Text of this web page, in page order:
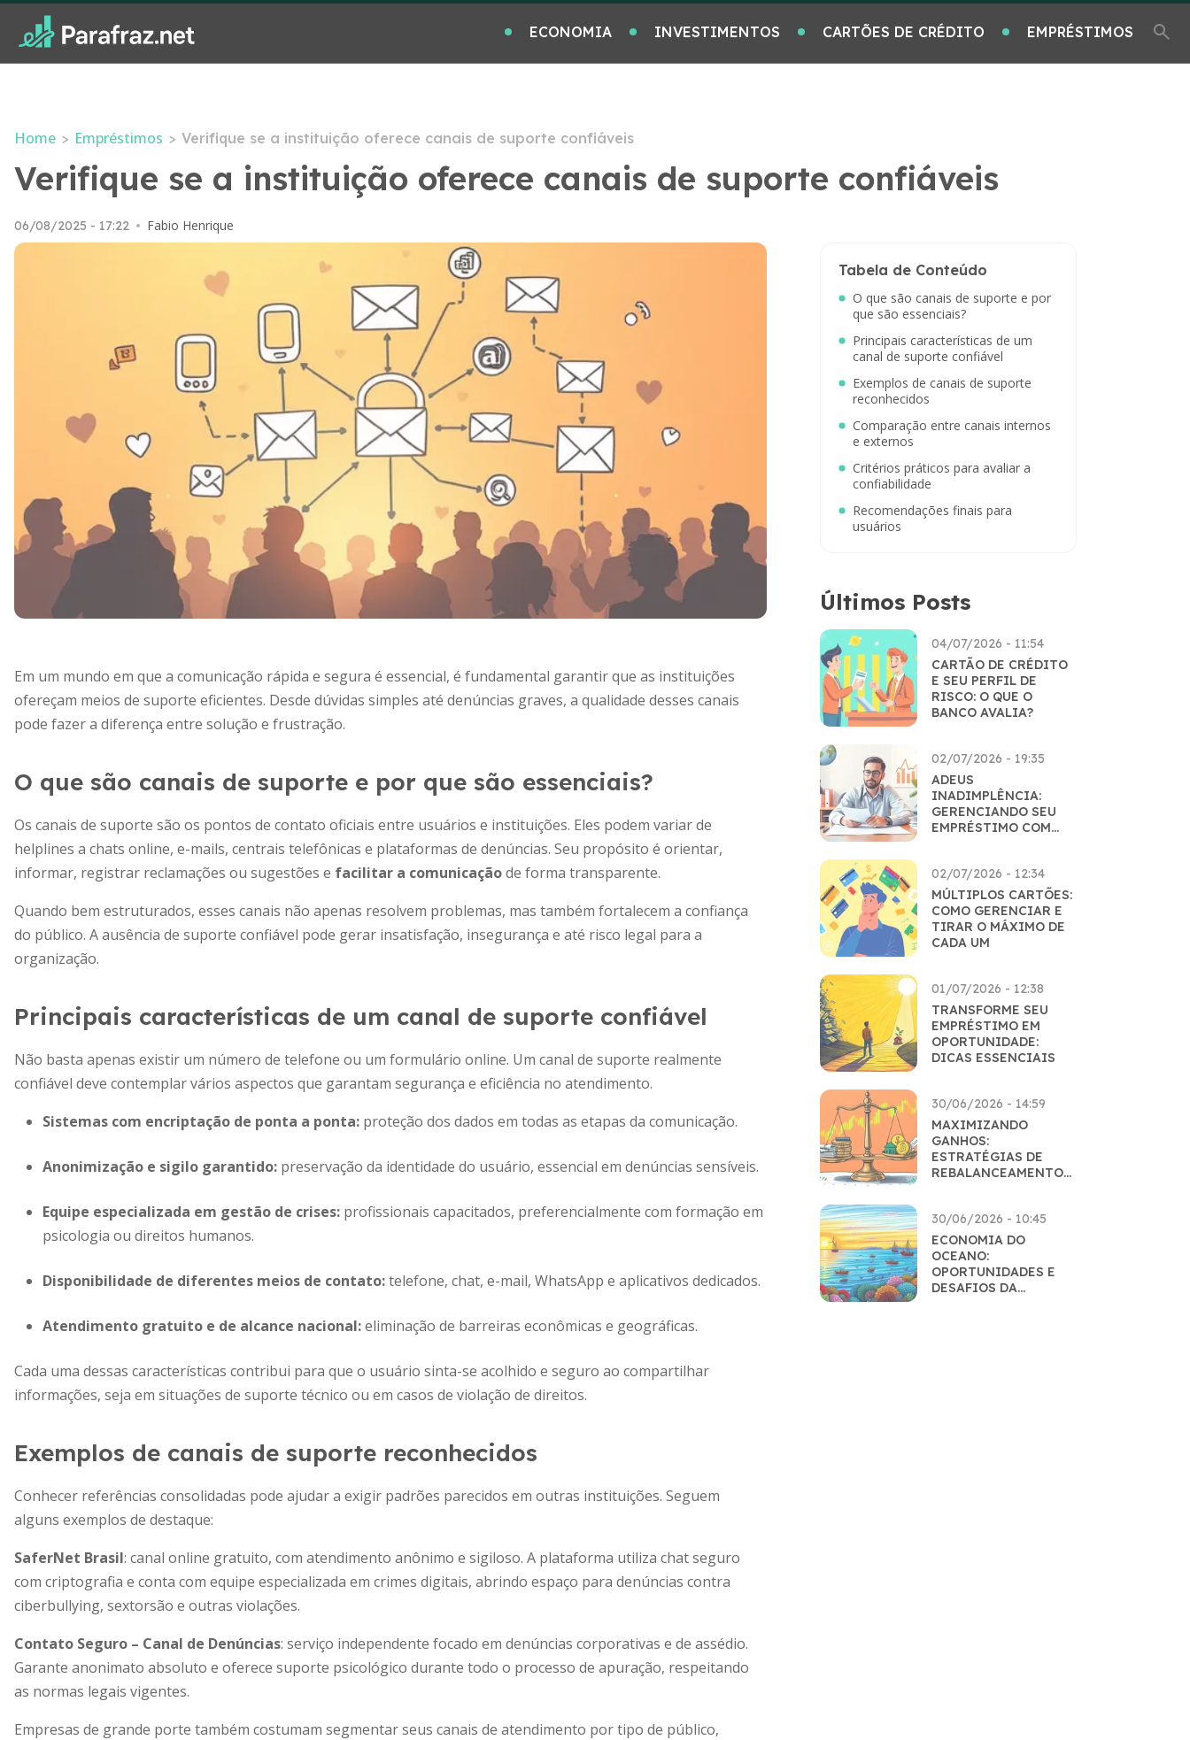
ECONOMIA INVESTIMENTOS CARTÕES DE CRÉDITO EMPRÉSTIMOS
Home > Empréstimos > Verifique se a instituição oferece canais de suporte confiáveis
Verifique se a instituição oferece canais de suporte confiáveis
06/08/2025 - 17:22 • Fabio Henrique
Em um mundo em que a comunicação rápida e segura é essencial, é fundamental garantir que as instituições
ofereçam meios de suporte eficientes. Desde dúvidas simples até denúncias graves, a qualidade desses canais
pode fazer a diferença entre solução e frustração.
O que são canais de suporte e por que são essenciais?
Os canais de suporte são os pontos de contato oficiais entre usuários e instituições. Eles podem variar de
helplines a chats online, e-mails, centrais telefônicas e plataformas de denúncias. Seu propósito é orientar,
informar, registrar reclamações ou sugestões e facilitar a comunicaçãode forma transparente.
Quando bem estruturados, esses canais não apenas resolvem problemas, mas também fortalecem a confiança
do público. A ausência de suporte confiável pode gerar insatisfação, insegurança e até risco legal para a
organização.
Principais características de um canal de suporte confiável
Não basta apenas existir um número de telefone ou um formulário online. Um canal de suporte realmente
confiável deve contemplar vários aspectos que garantam segurança e eficiência no atendimento.
Sistemas com encriptação de ponta a ponta: proteção dos dados em todas as etapas da comunicação.
Anonimização e sigilo garantido: preservação da identidade do usuário, essencial em denúncias sensíveis.
Equipe especializada em gestão de crises: profissionais capacitados, preferencialmente com formação em
psicologia ou direitos humanos.
Disponibilidade de diferentes meios de contato:telefone, chat, e-mail, WhatsApp e aplicativos dedicados.
Atendimento gratuito e de alcance nacional:eliminação de barreiras econômicas e geográficas.
Cada uma dessas características contribui para que o usuário sinta-se acolhido e seguro ao compartilhar
informações, seja em situações de suporte técnico ou em casos de violação de direitos.
Exemplos de canais de suporte reconhecidos
Conhecer referências consolidadas pode ajudar a exigir padrões parecidos em outras instituições. Seguem
alguns exemplos de destaque:
SaferNet Brasil: canal online gratuito, com atendimento anônimo e sigiloso. A plataforma utiliza chat seguro
com criptografia e conta com equipe especializada em crimes digitais, abrindo espaço para denúncias contra
ciberbullying, sextorsão e outras violações.
Contato Seguro – Canal de Denúncias: serviço independente focado em denúncias corporativas e de assédio.
Garante anonimato absoluto e oferece suporte psicológico durante todo o processo de apuração, respeitando
as normas legais vigentes.
Empresas de grande porte também costumam segmentar seus canais de atendimento por tipo de público,
Tabela de Conteúdo
O que são canais de suporte e por
que são essenciais?
Principais características de um
canal de suporte confiável
Exemplos de canais de suporte
reconhecidos
Comparação entre canais internos
e externos
Critérios práticos para avaliar a
confiabilidade
Recomendações finais para
usuários
Últimos Posts
04/07/2026 - 11:54
CARTÃO DE CRÉDITO
E SEU PERFIL DE
RISCO: O QUE O
BANCO AVALIA?
02/07/2026 - 19:35
ADEUS
INADIMPLÊNCIA:
GERENCIANDO SEU
EMPRÉSTIMO COM
02/07/2026 - 12:34
MÚLTIPLOS CARTÕES:
COMO GERENCIAR E
TIRAR O MÁXIMO DE
CADA UM
01/07/2026 - 12:38
TRANSFORME SEU
EMPRÉSTIMO EM
OPORTUNIDADE:
DICAS ESSENCIAIS
30/06/2026 - 14:59
MAXIMIZANDO
GANHOS:
ESTRATÉGIAS DE
REBALANCEAMENTO
30/06/2026 - 10:45
ECONOMIA DO
OCEANO:
OPORTUNIDADES E
DESAFIOS DA